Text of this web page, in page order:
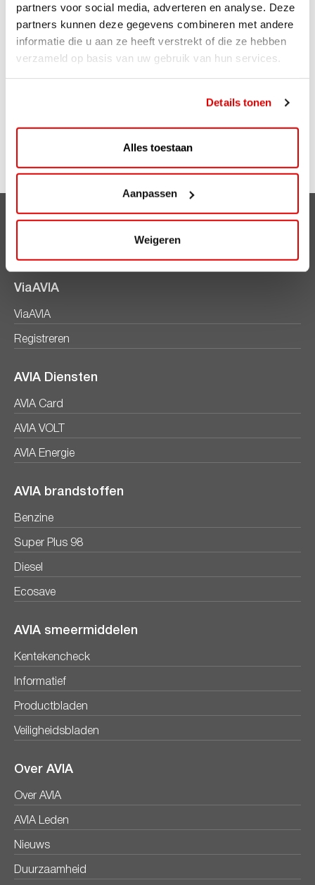
partners voor social media, adverteren en analyse. Deze
partners kunnen deze gegevens combineren met andere
informatie die u aan ze heeft verstrekt of die ze hebben
verzameld op basis van uw gebruik van hun services.
Details tonen
Alles toestaan
Aanpassen
Weigeren
Clubsparen
ViaAVIA
ViaAVIA
Registreren
AVIA Diensten
AVIA Card
AVIA VOLT
AVIA Energie
AVIA brandstoffen
Benzine
Super Plus 98
Diesel
Ecosave
AVIA smeermiddelen
Kentekencheck
Informatief
Productbladen
Veiligheidsbladen
Over AVIA
Over AVIA
AVIA Leden
Nieuws
Duurzaamheid